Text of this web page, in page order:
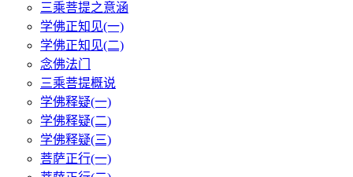
三乘菩提之意涵
学佛正知见(一)
学佛正知见(二)
念佛法门
三乘菩提概说
学佛释疑(一)
学佛释疑(二)
学佛释疑(三)
菩萨正行(一)